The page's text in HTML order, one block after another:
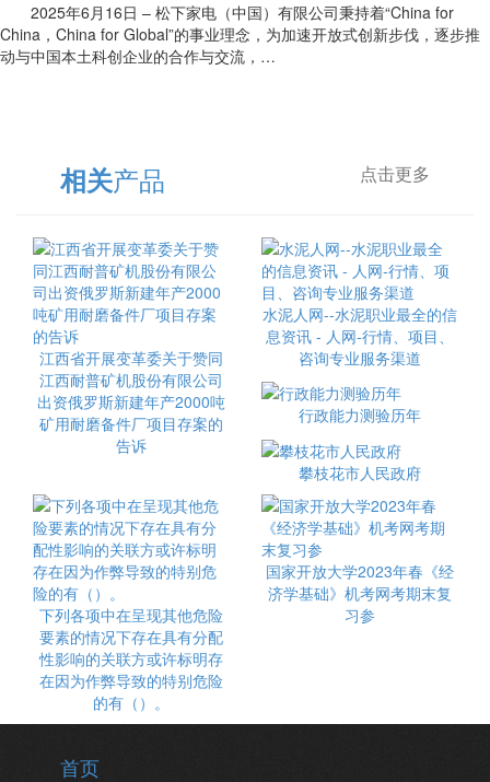
2025年6月16日 – 松下家电（中国）有限公司秉持着“China for
China，China for Global”的事业理念，为加速开放式创新步伐，逐步推
动与中国本土科创企业的合作与交流，…
相关产品 点击更多
江西省开展变革委关于赞同
江西耐普矿机股份有限公司
出资俄罗斯新建年产2000吨
矿用耐磨备件厂项目存案的
告诉
水泥人网--水泥职业最全的信
息资讯 - 人网-行情、项目、
咨询专业服务渠道
行政能力测验历年
攀枝花市人民政府
下列各项中在呈现其他危险
要素的情况下存在具有分配
性影响的关联方或许标明存
在因为作弊导致的特别危险
的有（）。
国家开放大学2023年春《经
济学基础》机考网考期末复
习参
首页